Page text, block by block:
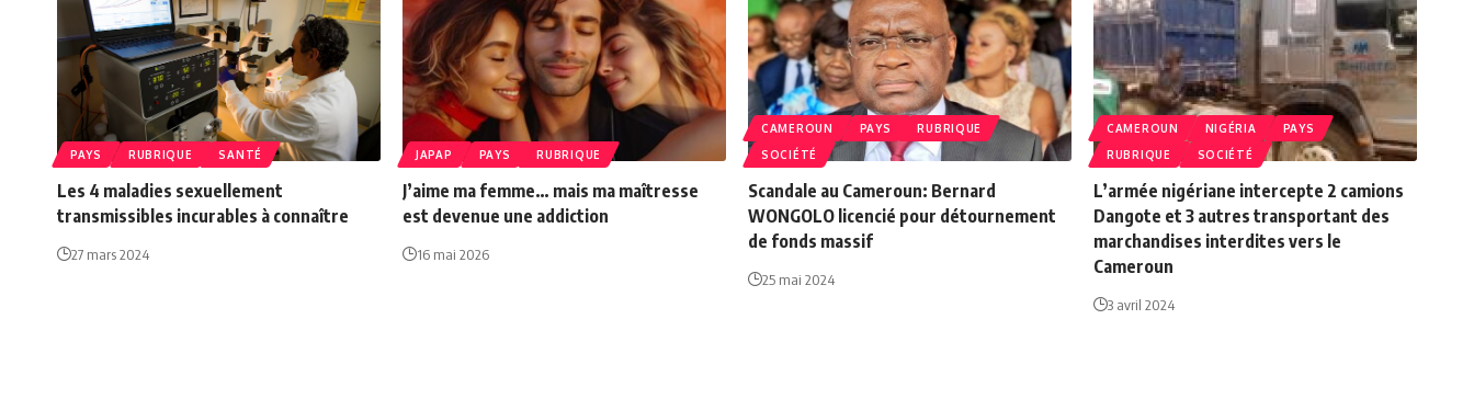
PAYS RUBRIQUE SANTÉ
Les 4 maladies sexuellement
transmissibles incurables à connaître
27 mars 2024
JAPAP PAYS RUBRIQUE
J’aime ma femme… mais ma maîtresse
est devenue une addiction
16 mai 2026
CAMEROUN PAYS
RUBRIQUE
SOCIÉTÉ
Scandale au Cameroun: Bernard
WONGOLO licencié pour détournement
de fonds massif
25 mai 2024
CAMEROUN NIGÉRIA
PAYS
RUBRIQUE
SOCIÉTÉ
L’armée nigériane intercepte 2 camions
Dangote et 3 autres transportant des
marchandises interdites vers le
Cameroun
3 avril 2024